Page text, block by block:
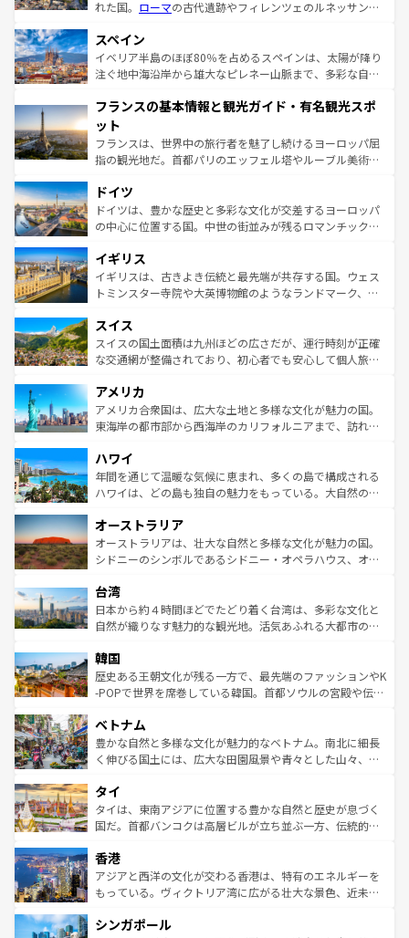
れた国。 ローマの古代遺跡やフィレンツェのルネッサンス
ろん、トスカーナの美しい田園風景やアマルフィ海岸の絶
景など、自然景観も見逃せない。観光の合間には、本場の
ピザやパスタなど、絶品のイタリア料理を堪能することも
ませてくれるイタリアで、忘れられない旅をしてみよう！
なお、新着のイタリア情報は
しい。
スペイン
イベリア半島のほぼ80％を占めるスペインは、太陽が降り
注ぐ地中海沿岸から雄大なピレネー山脈まで、多彩な自然
文化が根付くこの国では、情熱的なフラメンコ、熱気あふ
れる闘牛、そして美味しいタパスが生活の一部となってい
る。首都マドリードの洗練された雰囲気や、バルセロナの
アートに溢れた街角から、地方では古代ローマ遺跡や中世
せる。地方によって風土や気候が異なるスペインはその個
性で訪れる人を魅了する。 なお、新着のスペイン情報は コ
ンテンツ一覧を参照してほしい。
フランスの基本情報と観光ガイド・有名観光スポ
ット
フランスは、世界中の旅行者を魅了し続けるヨーロッパ屈
指の観光地だ。首都パリのエッフェル塔やルーブル美術館
で、幅広い魅力が詰まっている。華麗な宮殿、歴史的な大
聖堂、美しいビーチ、そして豊かな自然が、訪れる者を心
から魅了する。また、フランスは美食の国としても知ら
いる。シャンパンの発祥地であるランス、プロヴァンスの
香り高いラベンダー畑など、多彩な楽しみ方が可能だ。さ
らに、パリ以外の地域にも魅力が溢れており、どの街角に
れる地方に足を運ぶとそれぞれで全く異なる文化を体験で
きるだろう。 なお、新着のフランス情報はコンテンツ一覧
を参照してほしい。
ドイツ
ドイツは、豊かな歴史と多彩な文化が交差するヨーロッパ
の中心に位置する国。中世の街並みが残るロマンチック街
顔を持つこの国は、どこを歩いても飽きることがない。ベ
ルリンの文化的活気、バイエルン州のアルプスの絶景、そ
してライン川沿いのワイン畑といった風景は必見。ビール
は、お酒好きな人にはぜひ体験してほしい。 なお、新着の
ドイツ情報はコンテンツ一覧を参照してほしい。
イギリス
イギリスは、古きよき伝統と最先端が共存する国。ウェス
トミンスター寺院や大英博物館のようなランドマーク、歴
リアごとに異なる魅力がある。また、優雅なアフタヌーン
ティー、ビール好きにはたまらない英国パブ、サッカー観
戦など、本場だからこそできる体験も豊富。イギリスを旅
ンツ一覧を参照してほしい。
スイス
スイスの国土面積は九州ほどの広さだが、運行時刻が正確
な交通網が整備されており、初心者でも安心して個人旅行
の建物がそのまま残る町や、スイスならではのユニークな
博物館もあり、アルプス観光だけでなく町歩きも満喫する
ことができる。国民の所得が高いため物価も高いが、旅行
ば市内交通費無料で観光を楽しむこともできる。 なお、新
着のスイス情報はコンテンツ一覧 を参照してほしい。
アメリカ
アメリカ合衆国は、広大な土地と多様な文化が魅力の国。
東海岸の都市部から西海岸のカリフォルニアまで、訪れる
のような巨大都市は、観光、ショッピング、エンターテイ
ンメントが詰まった刺激的なスポットだ。一方、アメリカ
西部には大自然が広がり、グランドキャニオンやイエロー
部のニューオーリンズでは、音楽と美食が融合した独特の
文化が魅力。旅行者はアメリカの各地域で異なる魅力を楽
しみながら、その多様性と豊かな歴史を感じることができ
ならではの贅沢な旅のスタイルだ。 なお、新着のアメリカ
情報はコンテンツ一覧を参照してほしい。
ハワイ
年間を通じて温暖な気候に恵まれ、多くの島で構成される
ハワイは、どの島も独自の魅力をもっている。大自然の神
ワイ島は見逃せない。また、定番の観光地といえばオアフ
島だが、静かな自然を求めるならマウイ島やカウアイ島が
おすすめ。エメラルドグリーンに輝く海をはじめ、豊かな
れるおもてなしの心で訪れる人々を迎えてくれるハワイの
人々、おいしいローカルフードやハワイアンミュージッ
ク、伝統的なフラダンスなど、すべてがハワイの魅力を彩
ワイを、存分に味わってほしい。 なお、新着のハワイ情報
はコンテンツ一覧を参照してほしい。
オーストラリア
オーストラリアは、壮大な自然と多様な文化が魅力の国。
シドニーのシンボルであるシドニー・オペラハウス、オー
リアリーフや大陸中央部にそびえるウルル（エアーズロッ
ク）、タスマニアの美しい原生林やケアンズの熱帯雨林な
ど、見どころがたくさん。また、カフェやワイン、オージ
いる。アクティビティも充実しており、サーフィンやダイ
ビング、ハイキングなど、アウトドア好きにはたまらな
い。オーストラリアの多彩な魅力を存分に味わいつくそ
参照してほしい。
台湾
日本から約４時間ほどでたどり着く台湾は、多彩な文化と
自然が織りなす魅力的な観光地。活気あふれる大都市の台
ン）、静ひつな山岳地帯である台湾東部など、都市の喧騒
と山間の静けさが共存しており、訪れる人に新しい発見と
驚きをもたらしてくれる。また、奥深い台湾の食文化も魅
容にもいいと評判のスイーツなど、バラエティ豊かな料理
が味わえる。 なお、新着の台湾情報は コンテンツ一覧を参
照してほしい。
韓国
歴史ある王朝文化が残る一方で、最先端のファッションやK
-POPで世界を席巻している韓国。首都ソウルの宮殿や伝統
き、地方に足を延ばせば四季折々の自然美を楽しむことが
できる。そして、キムチや焼肉、絶品のストリートフード
まで、さまざまな韓国料理が待っている。夜には、韓国な
リティに包まれながら、韓国の多彩な魅力を心ゆくまで味
わってみてほしい。 なお、新着の韓国情報はコンテンツ一
覧を参照してほしい。
ベトナム
豊かな自然と多様な文化が魅力的なベトナム。南北に細長
く伸びる国土には、広大な田園風景や青々とした山々、世
急速な発展と共に伝統が息づく。ハノイの古い町並みやホ
ーチミン市のフランス統治時代の建物も、独特の雰囲気を
醸し出している。また、バラエティの豊かさとおいしさで
とつ。フォーやバインミー、ベトナムコーヒーなどは、ぜ
ひ現地で味わいたい。どの地域を訪れてもあたたかい人々
が旅行者を迎えてくれるので、きっと忘れられない旅にな
参照してほしい。
タイ
タイは、東南アジアに位置する豊かな自然と歴史が息づく
国だ。首都バンコクは高層ビルが立ち並ぶ一方、伝統的な
の活気が交差している。北部ではチェンマイなどの山岳地
帯で自然と触れ合い、南部ではプーケットやクラビの美し
いビーチでリゾート気分を楽しむことができる。タイ料理
激する。気候は一年中温暖で、どの季節にも異なる楽しみ
香港
アジアと西洋の文化が交わる香港は、特有のエネルギーを
もっている。ヴィクトリア湾に広がる壮大な景色、近未来
み、どこを訪れても感動するはず。観光スポットが密集し
シンガポール